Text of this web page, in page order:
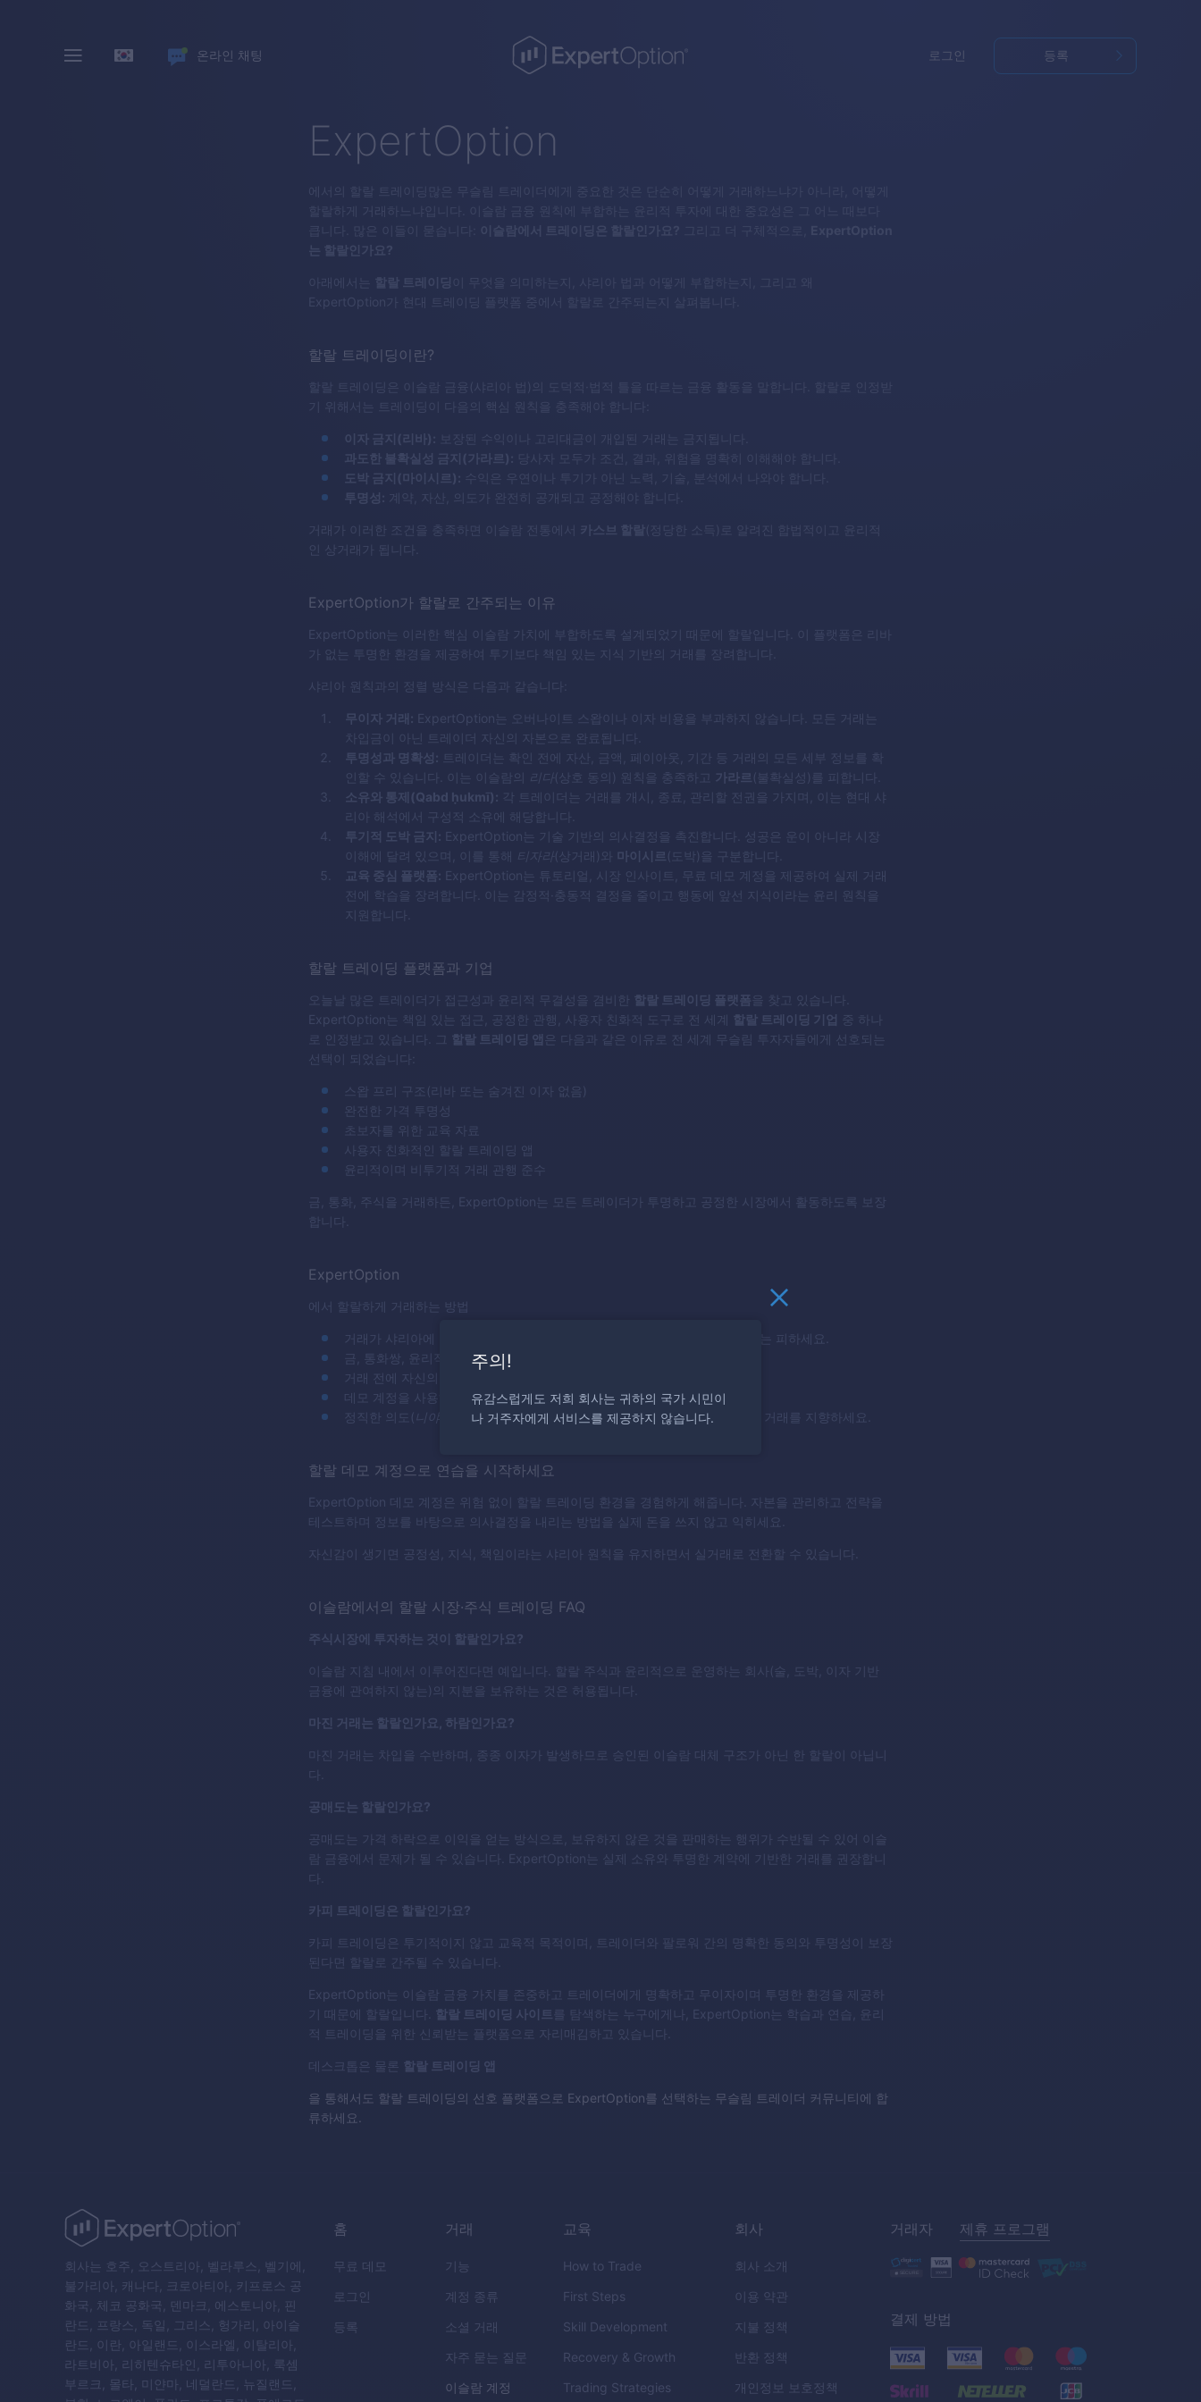
온라인 채팅 로그인 등록
ExpertOption
에서의 할랄 트레이딩많은 무슬림 트레이더에게 중요한 것은 단순히 어떻게 거래하느냐가 아니라, 어떻게
할랄하게 거래하느냐입니다. 이슬람 금융 원칙에 부합하는 윤리적 투자에 대한 중요성은 그 어느 때보다
는 할랄인가요?
아래에서는 할랄 트레이딩
ExpertOption가 현대 트레이딩 플랫폼 중에서 할랄로 간주되는지 살펴봅니다.
할랄 트레이딩이란?
할랄 트레이딩은 이슬람 금융(샤리아 법)의 도덕적·법적 틀을 따르는 금융 활동을 말합니다. 할랄로 인정받
기 위해서는 트레이딩이 다음의 핵심 원칙을 충족해야 합니다:
이자 금지(리바): 보장된 수익이나 고리대금이 개입된 거래는 금지됩니다.
과도한 불확실성 금지(가라르): 당사자 모두가 조건, 결과, 위험을 명확히 이해해야 합니다.
도박 금지(마이시르): 수익은 우연이나 투기가 아닌 노력, 기술, 분석에서 나와야 합니다.
투명성: 계약, 자산, 의도가 완전히 공개되고 공정해야 합니다.
거래가 이러한 조건을 충족하면 이슬람 전통에서 카스브 할랄 (정당한 소득)로 알려진 합법적이고 윤리적
인 상거래가 됩니다.
ExpertOption가 할랄로 간주되는 이유
ExpertOption는 이러한 핵심 이슬람 가치에 부합하도록 설계되었기 때문에 할랄입니다. 이 플랫폼은 리바
가 없는 투명한 환경을 제공하여 투기보다 책임 있는 지식 기반의 거래를 장려합니다.
샤리아 원칙과의 정렬 방식은 다음과 같습니다:
무이자 거래: ExpertOption는 오버나이트 스왑이나 이자 비용을 부과하지 않습니다. 모든 거래는
차입금이 아닌 트레이더 자신의 자본으로 완료됩니다.
투명성과 명확성: 트레이더는 확인 전에 자산, 금액, 페이아웃, 기간 등 거래의 모든 세부 정보를 확
인할 수 있습니다. 이는 이슬람의
리다(상호 동의) 원칙을 충족하고 가라르 (불확실성)를 피합니다.
소유와 통제(Qabd ḥukmī): 각 트레이더는 거래를 개시, 종료, 관리할 전권을 가지며, 이는 현대 샤
리아 해석에서 구성적 소유에 해당합니다.
투기적 도박 금지: ExpertOption는 기술 기반의 의사결정을 촉진합니다. 성공은 운이 아니라 시장
이해에 달려 있으며, 이를 통해 티자라(상거래)와 마이시르 (도박)을 구분합니다.
교육 중심 플랫폼: ExpertOption는 튜토리얼, 시장 인사이트, 무료 데모 계정을 제공하여 실제 거래
전에 학습을 장려합니다. 이는 감정적·충동적 결정을 줄이고 행동에 앞선 지식이라는 윤리 원칙을
지원합니다.
할랄 트레이딩 플랫폼과 기업
오늘날 많은 트레이더가 접근성과 윤리적 무결성을 겸비한 할랄 트레이딩 플랫폼 을 찾고 있습니다.
ExpertOption는 책임 있는 접근, 공정한 관행, 사용자 친화적 도구로 전 세계 할랄 트레이딩 기업 중 하나
로 인정받고 있습니다. 그 할랄 트레이딩 앱은 다음과 같은 이유로 전 세계 무슬림 투자자들에게 선호되는
선택이 되었습니다:
스왑 프리 구조(리바 또는 숨겨진 이자 없음)
완전한 가격 투명성
초보자를 위한 교육 자료
사용자 친화적인 할랄 트레이딩 앱
윤리적이며 비투기적 거래 관행 준수
금, 통화, 주식을 거래하든, ExpertOption는 모든 트레이더가 투명하고 공정한 시장에서 활동하도록 보장
합니다.
ExpertOption
에서 할랄하게 거래하는 방법
거래가 샤리아에 부합하도록 하려면:[ph64]개인 자본만 사용하고 레버리지는 피하세요.
금, 통화쌍, 윤리적 기업의 주식 등 할랄 자산을 선택하세요.
거래 전에 자신의 위험을 명확히 정의하세요.
데모 계정을 사용해 분석에 기반한 의사결정을 연습하세요.
정직한 의도( 니야 )를 유지하세요 — 도박이 아니라 공정한 소득을 얻기 위한 거래를 지향하세요.
할랄 데모 계정으로 연습을 시작하세요
ExpertOption 데모 계정은 위험 없이 할랄 트레이딩 환경을 경험하게 해줍니다. 자본을 관리하고 전략을
테스트하며 정보를 바탕으로 의사결정을 내리는 방법을 실제 돈을 쓰지 않고 익히세요.
자신감이 생기면 공정성, 지식, 책임이라는 샤리아 원칙을 유지하면서 실거래로 전환할 수 있습니다.
이슬람에서의 할랄 시장·주식 트레이딩 FAQ
주식시장에 투자하는 것이 할랄인가요?
이슬람 지침 내에서 이루어진다면 예입니다. 할랄 주식과 윤리적으로 운영하는 회사(술, 도박, 이자 기반
금융에 관여하지 않는)의 지분을 보유하는 것은 허용됩니다.
마진 거래는 할랄인가요, 하람인가요?
마진 거래는 차입을 수반하며, 종종 이자가 발생하므로 승인된 이슬람 대체 구조가 아닌 한 할랄이 아닙니
다.
공매도는 할랄인가요?
공매도는 가격 하락으로 이익을 얻는 방식으로, 보유하지 않은 것을 판매하는 행위가 수반될 수 있어 이슬
람 금융에서 문제가 될 수 있습니다. ExpertOption는 실제 소유와 투명한 계약에 기반한 거래를 권장합니
다.
카피 트레이딩은 할랄인가요?
카피 트레이딩은 투기적이지 않고 교육적 목적이며, 트레이더와 팔로워 간의 명확한 동의와 투명성이 보장
된다면 할랄로 간주될 수 있습니다.
ExpertOption는 이슬람 금융 가치를 존중하고 트레이더에게 명확하고 무이자이며 투명한 환경을 제공하
기 때문에 할랄입니다. 할랄 트레이딩 사이트 를 탐색하는 누구에게나, ExpertOption는 학습과 연습, 윤리
적 트레이딩을 위한 신뢰받는 플랫폼으로 자리매김하고 있습니다.
데스크톱은 물론 할랄 트레이딩 앱
을 통해서도 할랄 트레이딩의 선호 플랫폼으로 ExpertOption를 선택하는 무슬림 트레이더 커뮤니티에 합
류하세요.
회사는 호주, 오스트리아, 벨라루스, 벨기에,
불가리아, 캐나다, 크로아티아, 키프로스 공
화국, 체코 공화국, 덴마크, 에스토니아, 핀
란드, 프랑스, 독일, 그리스, 헝가리, 아이슬
란드, 이란, 아일랜드, 이스라엘, 이탈리아,
라트비아, 리히텐슈타인, 리투아니아, 룩셈
부르크, 몰타, 미얀마, 네덜란드, 뉴질랜드,
홈
무료 데모
로그인
등록
거래
기능
계정 종류
소셜 거래
자주 묻는 질문
이슬람 계정
교육
How to Trade
First Steps
Skill Development
Recovery & Growth
Trading Strategies
회사
회사 소개
이용 약관
지불 정책
반환 정책
개인정보 보호정책
거래자 제휴 프로그램
결제 방법
주의!
유감스럽게도 저희 회사는 귀하의 국가 시민이
나 거주자에게 서비스를 제공하지 않습니다.